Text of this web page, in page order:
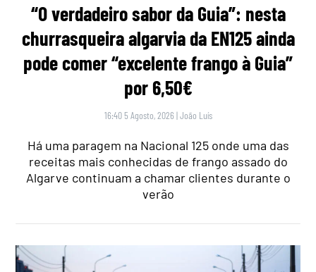
“O verdadeiro sabor da Guia”: nesta
churrasqueira algarvia da EN125 ainda
pode comer “excelente frango à Guia”
por 6,50€
16:40 5 Agosto, 2026 |João Luís
Há uma paragem na Nacional 125 onde uma das
receitas mais conhecidas de frango assado do
Algarve continuam a chamar clientes durante o
verão